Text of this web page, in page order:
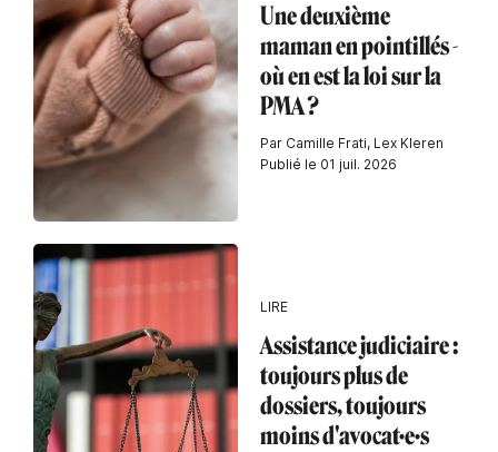
Une deuxième
maman en pointillés -
où en est la loi sur la
PMA ?
Par Camille Frati, Lex Kleren
Publié le 01 juil. 2026
LIRE
Assistance judiciaire :
toujours plus de
dossiers, toujours
moins d'avocat·e·s